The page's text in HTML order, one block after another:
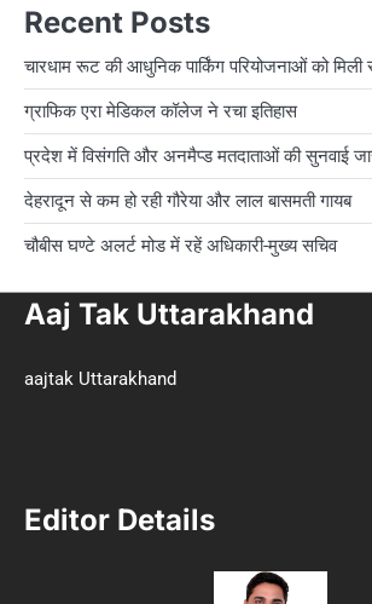
Recent Posts
चारधाम रूट की आधुनिक पार्किंग परियोजनाओं को मिली
ग्राफिक एरा मेडिकल कॉलेज ने रचा इतिहास
प्रदेश में विसंगति और अनमैप्ड मतदाताओं की सुनवाई
देहरादून से कम हो रही गौरेया और लाल बासमती गायब
चौबीस घण्टे अलर्ट मोड में रहें अधिकारी-मुख्य सचिव
Aaj Tak Uttarakhand
aajtak Uttarakhand
Editor Details